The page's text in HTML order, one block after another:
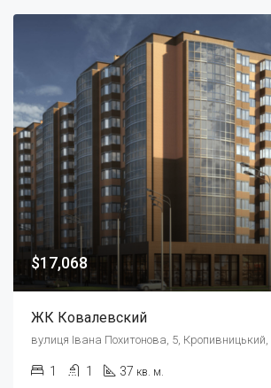
$17,068
ЖК Ковалевский
1 1 37 кв. м.